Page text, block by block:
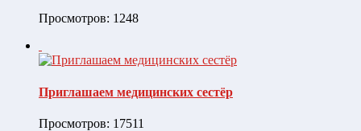
Просмотров: 1248
Приглашаем медицинских сестёр
Просмотров: 17511